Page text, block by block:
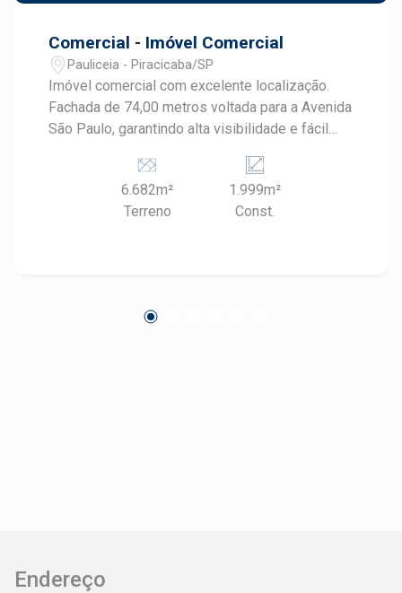
Comercial - Imóvel Comercial
Pauliceia - Piracicaba/SP
Imóvel comercial com excelente localização.
Fachada de 74,00 metros voltada para a Avenida
São Paulo, garantindo alta visibilidade e fácil
construída: 1.998,85 m² Sendo: Galpão principal:
1.440,00m² (medindo 20x73 metros) Prédio
administrativo: 400,00m² Imóvel plano,
transportadoras ou empresas que buscam uma
6.682m²
Terreno
1.999m²
Const.
Endereço